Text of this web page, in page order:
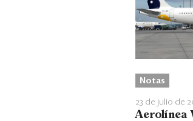
Notas
23 de julio de
Aerolínea